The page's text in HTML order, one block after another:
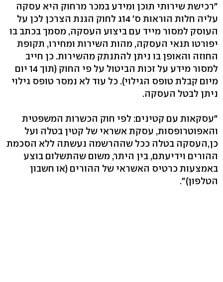
"רכישת שירותי תוכן ומידע במכר מרחוק היא עסקה
עליה חלות הוראות ס' 14ג לחוק הגנת הצרכן לכן על
העוסק למסור מייד עם ביצוע העסקה, מסמך בכתב בו
יפורטו תנאי העסקה, מהות השירות ומחירו, תקופת
החוזה והאופן בו ניתן להתנתק מהשירות. כן חייב
למסור מידע על זכות הביטול על פי החוק (תוך 14 יום
מיום קבלת טופס הגילוי). כל עוד לא נמסר טופס גילוי
ניתן לבטל העסקה.
"עסקאות עם קטינים: לפי חוק הכשרות המשפטית
והאפוטרופסות, עסקת אשראי של קטין בטלה ועל
כן,העסקה בטלה ככל שההרשמה נעשתה ללא הסכמת
ההורים וידיעתם, בין היתר, משום שהתשלום בוצע
באמצעות כרטיס האשראי של ההורים (או חשבון
הטלפון)".